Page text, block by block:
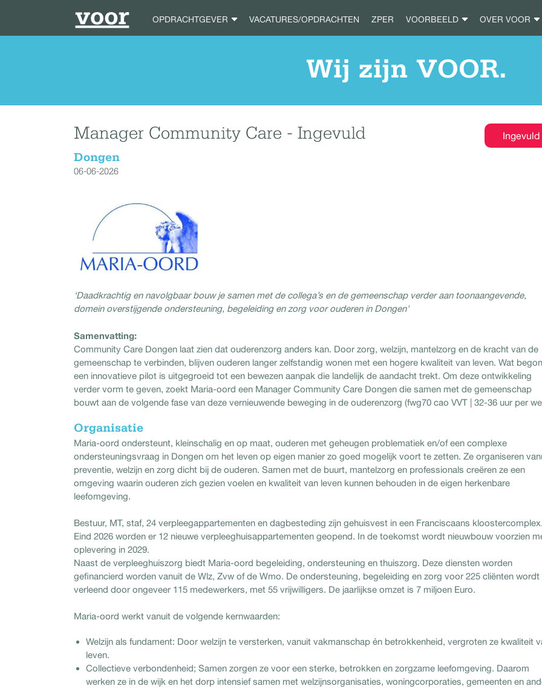
OPDRACHTGEVER VACATURES/OPDRACHTEN ZPER VOORBEELD OVER VOOR
Wij zijn VOOR.
Ingevuld
Manager Community Care - Ingevuld
Dongen
06-06-2026
‘Daadkrachtig en navolgbaar bouw je samen met de collega’s en de gemeenschap verder aan toonaangevende,
domein overstijgende ondersteuning, begeleiding en zorg voor ouderen in Dongen'
Samenvatting:
Community Care Dongen laat zien dat ouderenzorg anders kan. Door zorg, welzijn, mantelzorg en de kracht van de
gemeenschap te verbinden, blijven ouderen langer zelfstandig wonen met een hogere kwaliteit van leven. Wat
een innovatieve pilot is uitgegroeid tot een bewezen aanpak die landelijk de aandacht trekt. Om deze ontwikkeling
verder vorm te geven, zoekt Maria-oord een Manager Community Care Dongen die samen met de gemeenschap
bouwt aan de volgende fase van deze vernieuwende beweging in de ouderenzorg (fwg70 cao VVT | 32-36 uur per
Organisatie
Maria-oord ondersteunt, kleinschalig en op maat, ouderen met geheugen problematiek en/of een complexe
ondersteuningsvraag in Dongen om het leven op eigen manier zo goed mogelijk voort te zetten. Ze organiseren
preventie, welzijn en zorg dicht bij de ouderen. Samen met de buurt, mantelzorg en professionals creëren ze een
omgeving waarin ouderen zich gezien voelen en kwaliteit van leven kunnen behouden in de eigen herkenbare
leefomgeving.
Bestuur, MT, staf, 24 verpleegappartementen en dagbesteding zijn gehuisvest in een Franciscaans kloostercomplex.
Eind 2026 worden er 12 nieuwe verpleeghuisappartementen geopend. In de toekomst wordt nieuwbouw voorzien
oplevering in 2029.
Naast de verpleeghuiszorg biedt Maria-oord begeleiding, ondersteuning en thuiszorg. Deze diensten worden
gefinancierd worden vanuit de Wlz, Zvw of de Wmo. De ondersteuning, begeleiding en zorg voor 225 cliënten wordt
verleend door ongeveer 115 medewerkers, met 55 vrijwilligers. De jaarlijkse omzet is 7 miljoen Euro.
Maria-oord werkt vanuit de volgende kernwaarden:
Welzijn als fundament: Door welzijn te versterken, vanuit vakmanschap én betrokkenheid, vergroten ze kwaliteit
leven.
Collectieve verbondenheid; Samen zorgen ze voor een sterke, betrokken en zorgzame leefomgeving. Daarom
werken ze in de wijk en het dorp intensief samen met welzijnsorganisaties, woningcorporaties, gemeenten en